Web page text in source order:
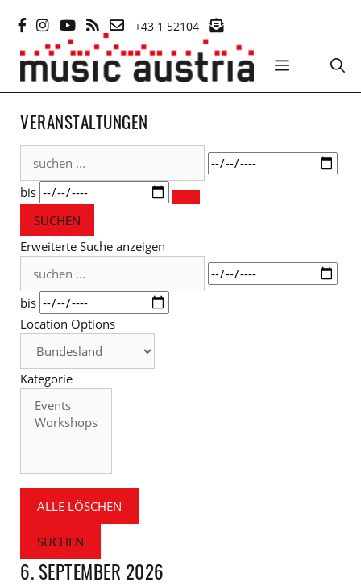
Inhalt
springen
+43 1 52104
MENÜ
VERANSTALTUNGEN
suchen
Datum
bis
SUCHEN
Erweiterte Suche anzeigen
suchen
Datum
bis
Location Options
Bundesland
Kategorie
Kategorie
ALLE LÖSCHEN
SUCHEN
6. SEPTEMBER 2026